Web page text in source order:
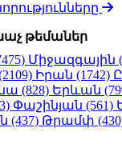
թեմաներ
Միջազգային
Իրան (1742)
(828) Երևան
Փաշինյան (561)
(437) Թրամփ